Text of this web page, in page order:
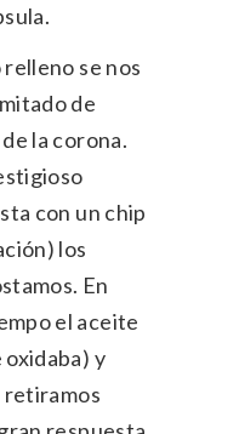
se nos
de
la corona.
con un chip
los
En
el aceite
oxidaba) y
retiramos